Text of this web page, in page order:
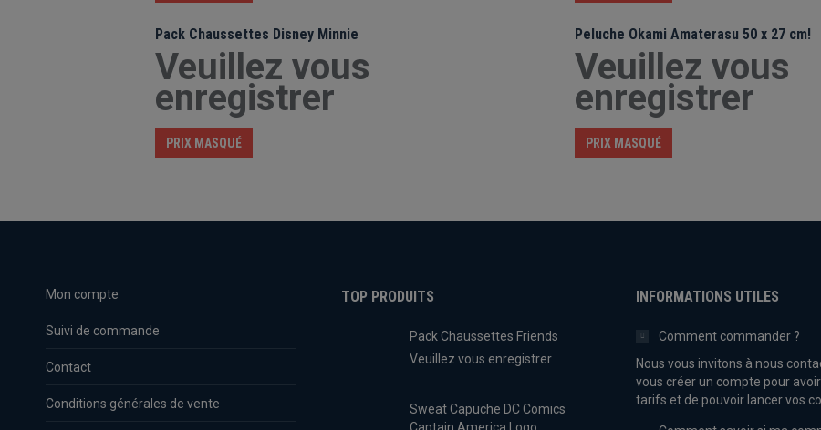
Pack Chaussettes Disney Minnie
Veuillez vous
enregistrer
PRIX MASQUÉ
Peluche Okami Amaterasu 50 x 27 cm!
Veuillez vous
enregistrer
PRIX MASQUÉ
Mon compte
Suivi de commande
Contact
Conditions générales de vente
TOP PRODUITS
Pack Chaussettes Friends
Veuillez vous enregistrer
Sweat Capuche DC Comics
INFORMATIONS UTILES
Comment commander ?
Nous vous invitons à nous
vous créer un compte pour
tarifs et de pouvoir lancer vos